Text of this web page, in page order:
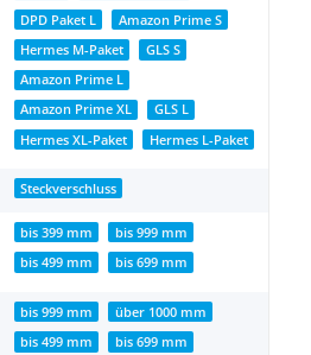
DPD Paket L
Amazon Prime S
Hermes M-Paket
GLS S
Amazon Prime L
Amazon Prime XL
GLS L
Hermes XL-Paket
Hermes L-Paket
Steckverschluss
bis 399 mm
bis 999 mm
bis 499 mm
bis 699 mm
bis 999 mm
über 1000 mm
bis 499 mm
bis 699 mm